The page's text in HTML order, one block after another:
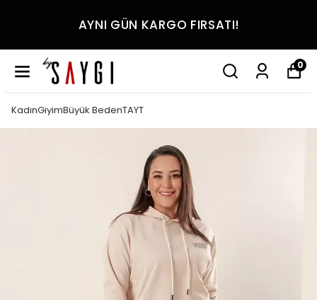
AYNI GÜN KARGO FIRSATI!
0
KadınGiyimBüyük BedenTAYT